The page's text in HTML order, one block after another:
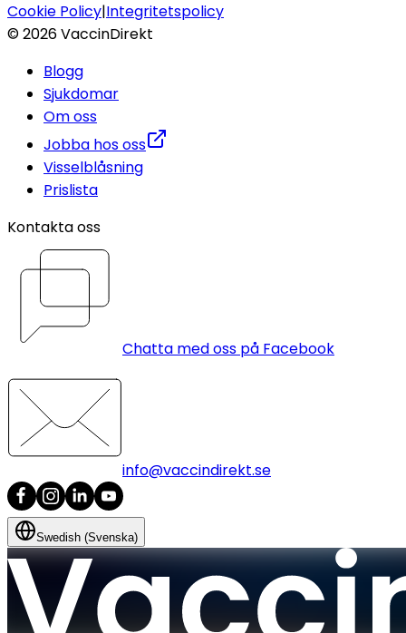
Cookie Policy|Integritetspolicy
©2026VaccinDirekt
Blogg
Sjukdomar
Om oss
Jobba hos oss
Visselblåsning
Prislista
Kontakta oss
Chatta med oss på Facebook
info@vaccindirekt.se
Swedish (Svenska)